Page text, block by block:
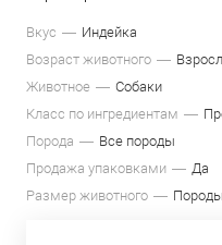
Вкус
Индейка
Возраст животного
Животное
Собаки
Класс по ингредиентам
Порода
Все породы
Продажа упаковками
Да
Размер животного